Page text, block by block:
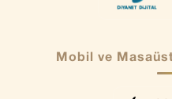
Mobil ve